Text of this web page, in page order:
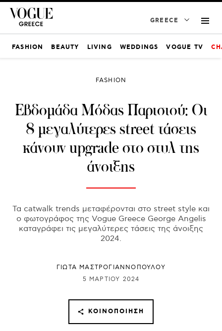
GREECE
FASHION BEAUTY LIVING WEDDINGS VOGUE TV
FASHION
Εβδομάδα Μόδας Παρισιού: Οι
8 μεγαλύτερες street τάσεις
κάνουν upgrade στο στυλ της
άνοιξης
Τα catwalk trends μεταφέρονται στο street style και
ο φωτογράφος της Vogue Greece George Angelis
καταγράφει τις μεγαλύτερες τάσεις της άνοιξης
2024.
ΓΙΩΤΑ ΜΑΣΤΡΟΓΙΑΝΝΟΠΟΥΛΟΥ
5 ΜΑΡΤΊΟΥ 2024
ΚΟΙΝΟΠΟΊΗΣΗ